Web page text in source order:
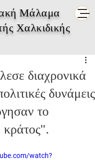
Μάλαμα
Χαλκιδικής
διαχρονικά
δυνάμεις
το
κράτος".
watch?